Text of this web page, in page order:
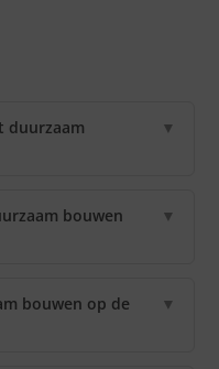
duurzaam
▼
bouwen
▼
bouwen op de
▼